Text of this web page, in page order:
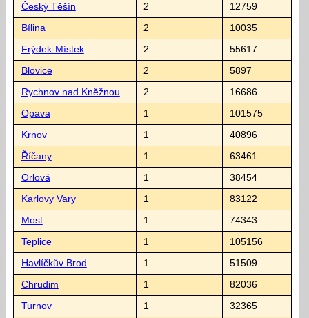
Český Těšín 2 12759
Bílina 2 10035
Frýdek-Místek 2 55617
Blovice 2 5897
Rychnov nad Kněžnou 2 16686
Opava 1 101575
Krnov 1 40896
Říčany 1 63461
Orlová 1 38454
Karlovy Vary 1 83122
Most 1 74343
Teplice 1 105156
Havlíčkův Brod 1 51509
Chrudim 1 82036
Turnov 1 32365